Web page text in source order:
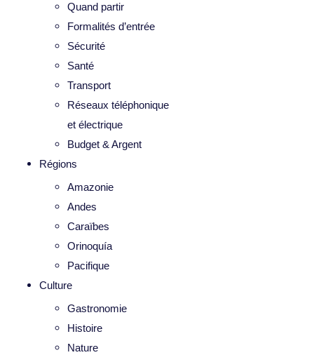
Quand partir
Formalités d’entrée
Sécurité
Santé
Transport
Réseaux téléphonique
et électrique
Budget & Argent
Régions
Amazonie
Andes
Caraïbes
Orinoquía
Pacifique
Culture
Gastronomie
Histoire
Nature